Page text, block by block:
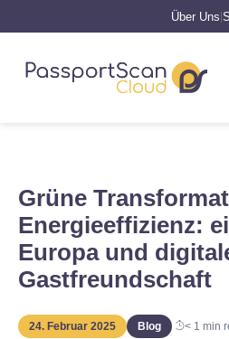
Über Uns
Grüne
Energieeffizienz:
Europa und
Gastfreundschaft
24. Februar 2025 Blog < 1 min